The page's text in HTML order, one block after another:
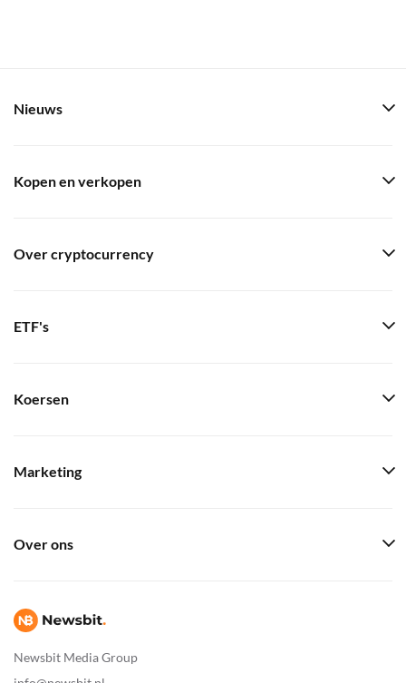
Newsbit Media Group
Nieuws
Kopen en verkopen
Over cryptocurrency
ETF's
Koersen
Marketing
Over ons